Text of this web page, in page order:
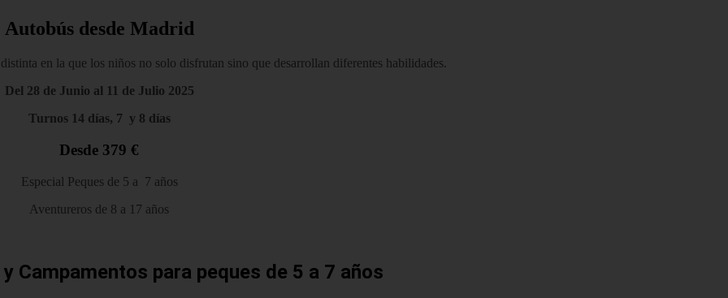
Autobús desde Madrid
en la que los niños no solo disfrutan sino que desarrollan diferentes habilidades.
Del 28 de Junio al 11 de Julio 2025
Turnos 14 días, 7 y 8 días
Desde 379 €
Especial Peques de 5 a 7 años
Aventureros de 8 a 17 años
Campamentos para peques de 5 a 7 años